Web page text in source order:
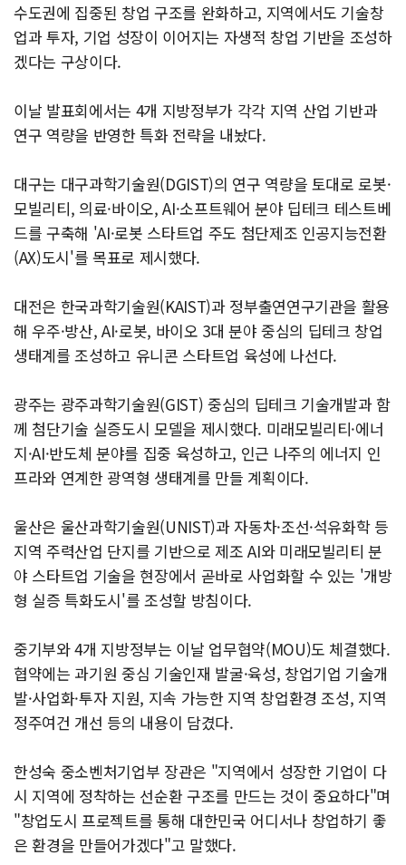
수도권에 집중된 창업 구조를 완화하고, 지역에서도 기술창
업과 투자, 기업 성장이 이어지는 자생적 창업 기반을 조성하
겠다는 구상이다.
이날 발표회에서는 4개 지방정부가 각각 지역 산업 기반과
연구 역량을 반영한 특화 전략을 내놨다.
대구는 대구과학기술원(DGIST)의 연구 역량을 토대로 로봇·
모빌리티, 의료·바이오, AI·소프트웨어 분야 딥테크 테스트베
드를 구축해 'AI·로봇 스타트업 주도 첨단제조 인공지능전환
(AX)도시'를 목표로 제시했다.
대전은 한국과학기술원(KAIST)과 정부출연연구기관을 활용
해 우주·방산, AI·로봇, 바이오 3대 분야 중심의 딥테크 창업
생태계를 조성하고 유니콘 스타트업 육성에 나선다.
광주는 광주과학기술원(GIST) 중심의 딥테크 기술개발과 함
께 첨단기술 실증도시 모델을 제시했다. 미래모빌리티·에너
지·AI·반도체 분야를 집중 육성하고, 인근 나주의 에너지 인
프라와 연계한 광역형 생태계를 만들 계획이다.
울산은 울산과학기술원(UNIST)과 자동차·조선·석유화학 등
지역 주력산업 단지를 기반으로 제조 AI와 미래모빌리티 분
야 스타트업 기술을 현장에서 곧바로 사업화할 수 있는 '개방
형 실증 특화도시'를 조성할 방침이다.
중기부와 4개 지방정부는 이날 업무협약(MOU)도 체결했다.
협약에는 과기원 중심 기술인재 발굴·육성, 창업기업 기술개
발·사업화·투자 지원, 지속 가능한 지역 창업환경 조성, 지역
정주여건 개선 등의 내용이 담겼다.
한성숙 중소벤처기업부 장관은 "지역에서 성장한 기업이 다
시 지역에 정착하는 선순환 구조를 만드는 것이 중요하다"며
"창업도시 프로젝트를 통해 대한민국 어디서나 창업하기 좋
은 환경을 만들어가겠다"고 말했다.